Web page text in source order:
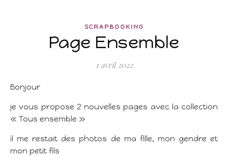
SCRAPBOOKING
Page Ensemble
1 avril 2022
Bonjour
je vous propose 2 nouvelles pages avec la collection
« Tous ensemble »
il me restait des photos de ma fille, mon gendre et
mon petit fils